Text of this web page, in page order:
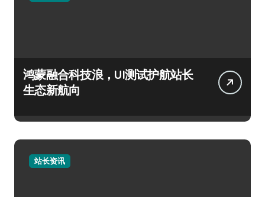
鸿蒙融合科技浪，UI测试护航站长
生态新航向
站长资讯